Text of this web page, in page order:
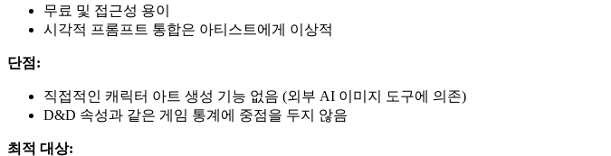
무료 및 접근성 용이
시각적 프롬프트 통합은 아티스트에게 이상적
단점:
직접적인 캐릭터 아트 생성 기능 없음 (외부 AI 이미지 도구에 의존)
D&D 속성과 같은 게임 통계에 중점을 두지 않음
최적 대상: